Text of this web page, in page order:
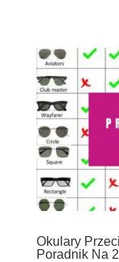
Okulary
Poradnik Na